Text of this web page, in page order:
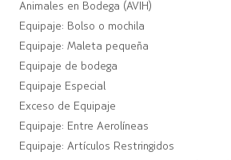
Animales en Bodega (AVIH)
Equipaje: Bolso o mochila
Equipaje: Maleta pequeña
Equipaje de bodega
Equipaje Especial
Exceso de Equipaje
Equipaje: Entre Aerolíneas
Equipaje: Artículos Restringidos